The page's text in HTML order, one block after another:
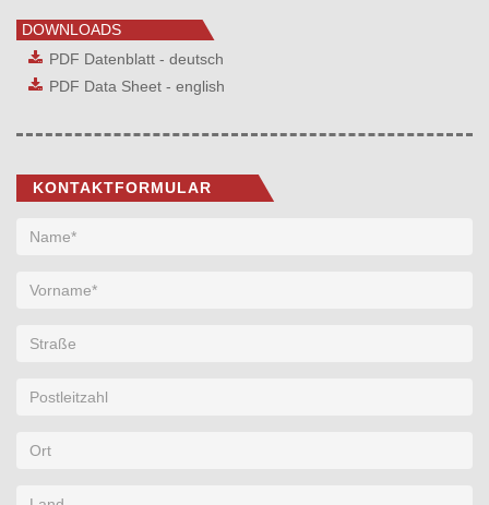
DOWNLOADS
PDF Datenblatt - deutsch
PDF Data Sheet - english
KONTAKTFORMULAR